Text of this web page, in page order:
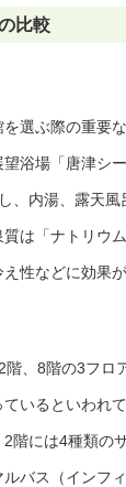
比較
選ぶ際の重要
浴場「唐津シ
、内湯、露天風
は「ナトリウ
性などに効果
、8階の3フロ
いるといわれ
階には4種類の
バス（インフ